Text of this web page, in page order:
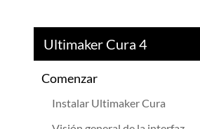
Ultimaker Cura 4
Comenzar
Instalar Ultimaker Cura